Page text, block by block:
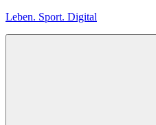
Zum
Leben. Sport. Digital